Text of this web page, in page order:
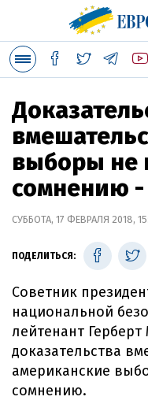
выборы не
сомнению
СУББОТА, 17 ФЕВРАЛЯ 2018,
ПОДЕЛИТЬСЯ:
Советник
национальной
лейтенант
доказательства
американские
сомнению.